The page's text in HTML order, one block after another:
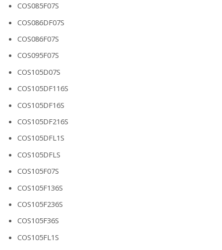
COS085F07S
COS086DF07S
COS086F07S
COS095F07S
COS105D07S
COS105DF116S
COS105DF16S
COS105DF216S
COS105DFL1S
COS105DFLS
COS105F07S
COS105F136S
COS105F236S
COS105F36S
COS105FL1S